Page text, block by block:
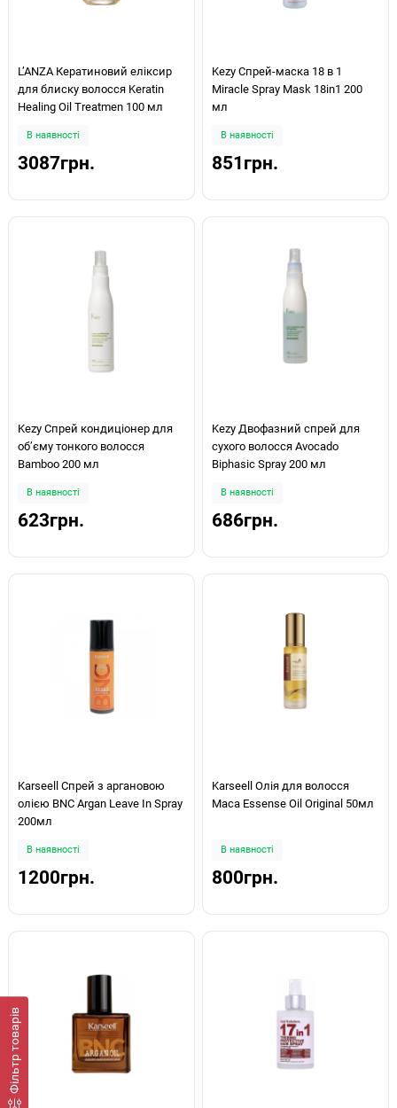
Фiльтр товарів
LʼANZA Кератиновий еліксир
для блиску волосся Keratin
Healing Oil Treatmen 100 мл
В наявності
3087грн.
Kezy Спрей-маска 18 в 1
Miracle Spray Mask 18in1 200
мл
В наявності
851грн.
Kezy Спрей кондиціонер для
об’єму тонкого волосся
Bamboo 200 мл
В наявності
623грн.
Kezy Двофазний спрей для
сухого волосся Avocado
Biphasic Spray 200 мл
В наявності
686грн.
Karseell Спрей з аргановою
олією BNC Argan Leave In Spray
200мл
В наявності
1200грн.
Karseell Олія для волосся
Maca Essense Oil Original 50мл
В наявності
800грн.